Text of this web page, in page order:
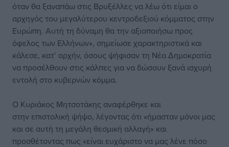
όταν θα ξαναπάω στις Βρυξέλλες να λέω ότι είμαι ο
αρχηγός του μεγαλύτερου κεντροδεξιού κόμματος στην
Ευρώπη. Αυτή τη δύναμη θα την αξιοποιήσω προς
όφελος των Ελλήνων», σημείωσε χαρακτηριστικά και
κάλεσε, κατ’ αρχήν, όσους ψήφισαν τη Νέα Δημοκρατία
να προσέλθουν στις κάλπες για να δώσουν ξανά ισχυρή
εντολή στο κυβερνών κόμμα.
Ο Κυριάκος Μητσοτάκης αναφέρθηκε και
στην επιστολική ψήψο, λέγοντας ότι «ήμασταν μόνοι μας
και σε αυτή τη μεγάλη θεσμική αλλαγή» και
προσθέτοντας πως «είναι ευχάριστο να μας λένε πόσο